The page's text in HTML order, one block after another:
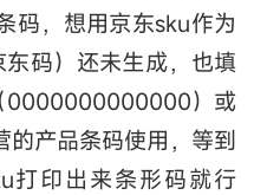
码，想用京东sku作为
码）还未生成，也填
0000000000000）或
的产品条码使用，等到
打印出来条形码就行